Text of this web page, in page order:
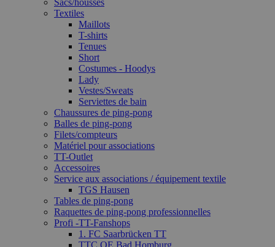
Sacs/housses
Textiles
Maillots
T-shirts
Tenues
Short
Costumes - Hoodys
Lady
Vestes/Sweats
Serviettes de bain
Chaussures de ping-pong
Balles de ping-pong
Filets/compteurs
Matériel pour associations
TT-Outlet
Accessoires
Service aux associations / équipement textile
TGS Hausen
Tables de ping-pong
Raquettes de ping-pong professionnelles
Profi -TT-Fanshops
1. FC Saarbrücken TT
TTC OE Bad Homburg